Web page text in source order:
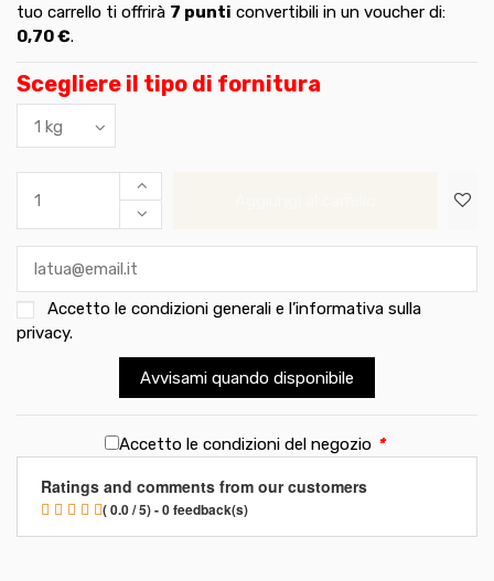
tuo carrello ti offrirà 7 punti convertibili in un voucher di:
0,70 €.
Scegliere il tipo di fornitura
Accetto le condizioni generali e l’informativa sulla
privacy.
Avvisami quando disponibile
Accetto le condizioni del negozio *
Ratings and comments from our customers
( 0.0 / 5) - 0 feedback(s)